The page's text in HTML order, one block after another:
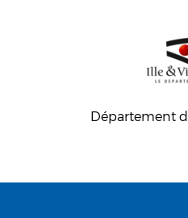
Département